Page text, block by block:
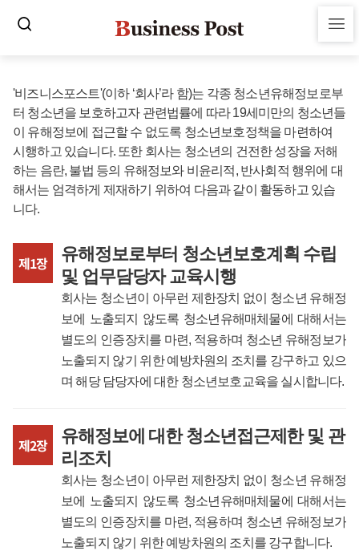
'비즈니스포스트'(이하 ‘회사’라 함)는 각종 청소년유해정보로부
터 청소년을 보호하고자 관련법률에 따라 19세미만의 청소년들
이 유해정보에 접근할 수 없도록 청소년보호정책을 마련하여
시행하고 있습니다. 또한 회사는 청소년의 건전한 성장을 저해
하는 음란, 불법 등의 유해정보와 비윤리적, 반사회적 행위에 대
해서는 엄격하게 제재하기 위하여 다음과 같이 활동하고 있습
니다.
제1장
유해정보로부터 청소년보호계획 수립
및 업무담당자 교육시행
회사는 청소년이 아무런 제한장치 없이 청소년 유해정
보에 노출되지 않도록 청소년유해매체물에 대해서는
별도의 인증장치를 마련, 적용하며 청소년 유해정보가
노출되지 않기 위한 예방차원의 조치를 강구하고 있으
며 해당 담당자에 대한 청소년보호교육을 실시합니다.
제2장
유해정보에 대한 청소년접근제한 및 관
리조치
회사는 청소년이 아무런 제한장치 없이 청소년 유해정
보에 노출되지 않도록 청소년유해매체물에 대해서는
별도의 인증장치를 마련, 적용하며 청소년 유해정보가
노출되지 않기 위한 예방차원의 조치를 강구합니다.